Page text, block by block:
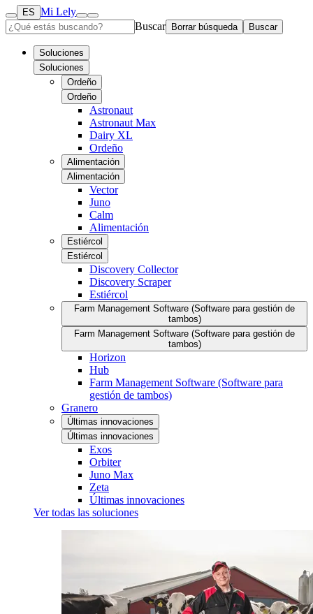
ES Mi Lely
Buscar
Borrar búsqueda Buscar
Soluciones
Soluciones
Ordeño
Ordeño
Astronaut
Astronaut Max
Dairy XL
Ordeño
Alimentación
Alimentación
Vector
Juno
Calm
Alimentación
Estiércol
Estiércol
Discovery Collector
Discovery Scraper
Estiércol
Farm Management Software (Software para gestión de
tambos)
Farm Management Software (Software para gestión de
tambos)
Horizon
Hub
Farm Management Software (Software para
gestión de tambos)
Granero
Últimas innovaciones
Últimas innovaciones
Exos
Orbiter
Juno Max
Zeta
Últimas innovaciones
Ver todas las soluciones